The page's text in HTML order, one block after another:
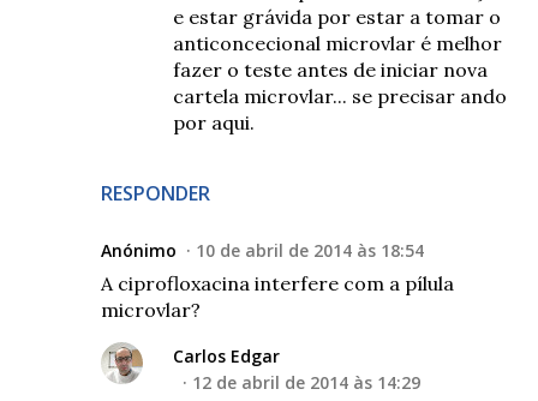
RESPONDER
e estar grávida por estar a tomar o
anticoncecional microvlar é melhor
fazer o teste antes de iniciar nova
cartela microvlar... se precisar ando
por aqui.
Anónimo 10 de abril de 2014 às 18:54
A ciprofloxacina interfere com a pílula
microvlar?
Carlos Edgar
12 de abril de 2014 às 14:29